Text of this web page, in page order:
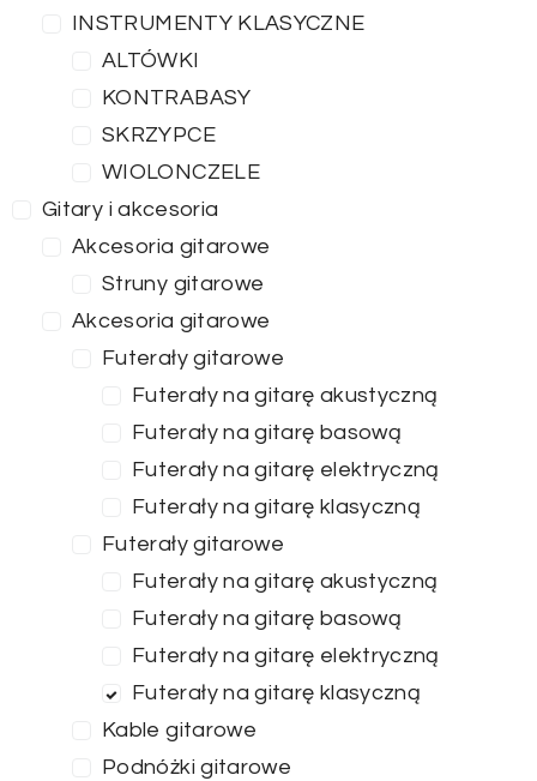
INSTRUMENTY KLASYCZNE
ALTÓWKI
KONTRABASY
SKRZYPCE
WIOLONCZELE
Gitary i akcesoria
Akcesoria gitarowe
Struny gitarowe
Akcesoria gitarowe
Futerały gitarowe
Futerały na gitarę akustyczną
Futerały na gitarę basową
Futerały na gitarę elektryczną
Futerały na gitarę klasyczną
Futerały gitarowe
Futerały na gitarę akustyczną
Futerały na gitarę basową
Futerały na gitarę elektryczną
Futerały na gitarę klasyczną
Kable gitarowe
Podnóżki gitarowe